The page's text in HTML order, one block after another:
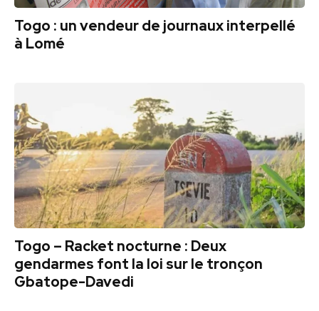
Togo : un vendeur de journaux interpellé
à Lomé
Togo – Racket nocturne : Deux
gendarmes font la loi sur le tronçon
Gbatope-Davedi